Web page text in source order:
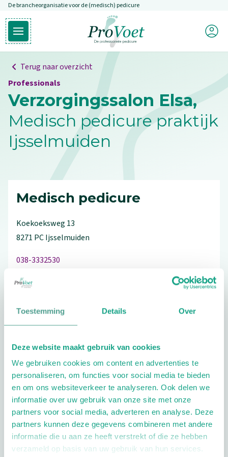
Toestemming Details Over
Deze website maakt gebruik van cookies
We gebruiken cookies om content en advertenties te
personaliseren, om functies voor social media te bieden
en om ons websiteverkeer te analyseren. Ook delen we
informatie over uw gebruik van onze site met onze
partners voor social media, adverteren en analyse. Deze
partners kunnen deze gegevens combineren met andere
informatie die u aan ze heeft verstrekt of die ze hebben
verzameld op basis van uw gebruik van hun services.
Overslaan en naar de inhoud gaan
De brancheorganisatie voor de (medisch) pedicure
Open hoofdmenu
Ga naar de homepagina
Mijn
Terug naar overzicht
Professionals
Verzorgingssalon Elsa,
Medisch pedicure praktijk
Ijsselmuiden
Medisch pedicure
Koekoeksweg 13
8271 PCIjsselmuiden
038-3332530
Schrijf ook een review
Extra opties